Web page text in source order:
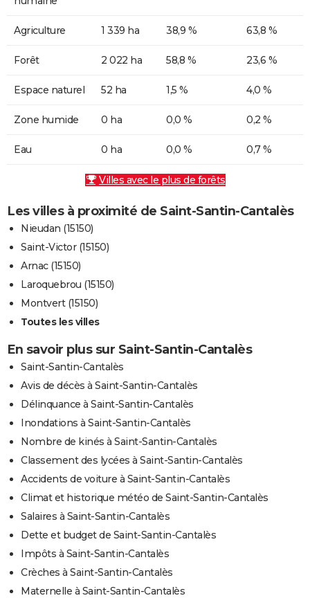
Agriculture 1 339 ha 38,9 % 63,8 %
Forêt 2 022 ha 58,8 % 23,6 %
Espace naturel 52 ha 1,5 % 4,0 %
Zone humide 0 ha 0,0 % 0,2 %
Eau 0 ha 0,0 % 0,7 %
Villes avec le plus de forêts
Les villes à proximité de Saint-Santin-Cantalès
Nieudan (15150)
Saint-Victor (15150)
Arnac (15150)
Laroquebrou (15150)
Montvert (15150)
Toutes les villes
En savoir plus sur Saint-Santin-Cantalès
Saint-Santin-Cantalès
Avis de décès à Saint-Santin-Cantalès
Délinquance à Saint-Santin-Cantalès
Inondations à Saint-Santin-Cantalès
Nombre de kinés à Saint-Santin-Cantalès
Classement des lycées à Saint-Santin-Cantalès
Accidents de voiture à Saint-Santin-Cantalès
Climat et historique météo de Saint-Santin-Cantalès
Salaires à Saint-Santin-Cantalès
Dette et budget de Saint-Santin-Cantalès
Impôts à Saint-Santin-Cantalès
Crèches à Saint-Santin-Cantalès
Maternelle à Saint-Santin-Cantalès